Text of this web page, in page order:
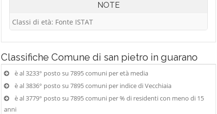
NOTE
Classi di età: Fonte ISTAT
Classifiche Comune di san pietro in guarano
è al 3233° posto su 7895 comuni per età media
è al 3836° posto su 7895 comuni per indice di Vecchiaia
è al 3779° posto su 7895 comuni per % di residenti con meno di 15
anni